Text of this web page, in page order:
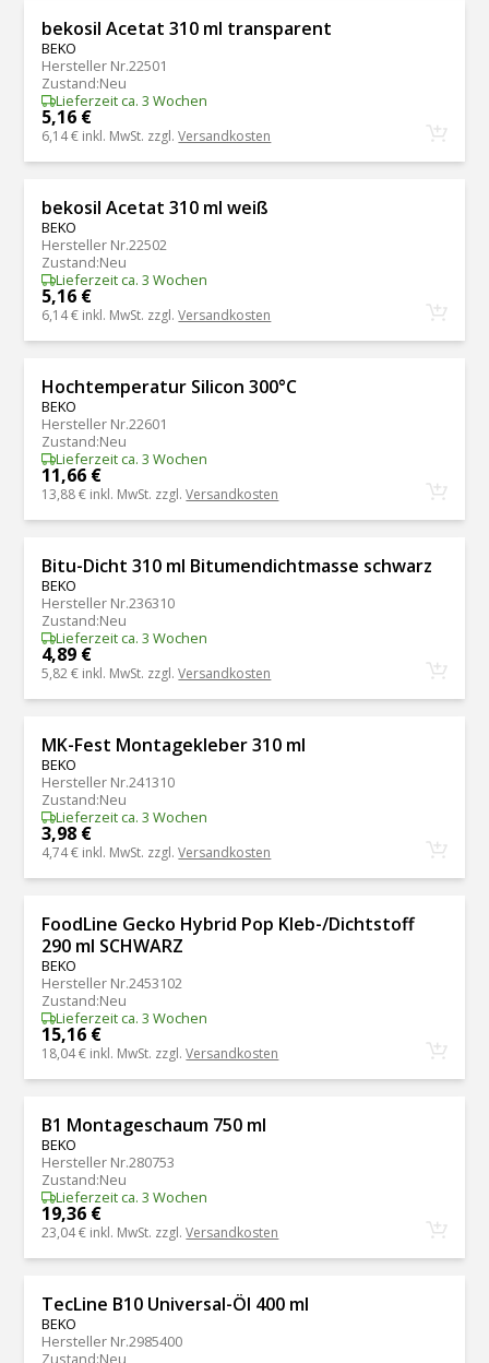
bekosil Acetat 310 ml transparent
BEKO
Hersteller Nr.22501
Zustand:Neu
Lieferzeit ca. 3 Wochen
5,16 €
6,14 € inkl. MwSt. zzgl.Versandkosten
bekosil Acetat 310 ml weiß
BEKO
Hersteller Nr.22502
Zustand:Neu
Lieferzeit ca. 3 Wochen
5,16 €
6,14 € inkl. MwSt. zzgl.Versandkosten
Hochtemperatur Silicon 300°C
BEKO
Hersteller Nr.22601
Zustand:Neu
Lieferzeit ca. 3 Wochen
11,66 €
13,88 € inkl. MwSt. zzgl.Versandkosten
Bitu-Dicht 310 ml Bitumendichtmasse schwarz
BEKO
Hersteller Nr.236310
Zustand:Neu
Lieferzeit ca. 3 Wochen
4,89 €
5,82 € inkl. MwSt. zzgl.Versandkosten
MK-Fest Montagekleber 310 ml
BEKO
Hersteller Nr.241310
Zustand:Neu
Lieferzeit ca. 3 Wochen
3,98 €
4,74 € inkl. MwSt. zzgl.Versandkosten
FoodLine Gecko Hybrid Pop Kleb-/Dichtstoff
290 ml SCHWARZ
BEKO
Hersteller Nr.2453102
Zustand:Neu
Lieferzeit ca. 3 Wochen
15,16 €
18,04 € inkl. MwSt. zzgl.Versandkosten
B1 Montageschaum 750 ml
BEKO
Hersteller Nr.280753
Zustand:Neu
Lieferzeit ca. 3 Wochen
19,36 €
23,04 € inkl. MwSt. zzgl.Versandkosten
TecLine B10 Universal-Öl 400 ml
BEKO
Hersteller Nr.2985400
Zustand:Neu